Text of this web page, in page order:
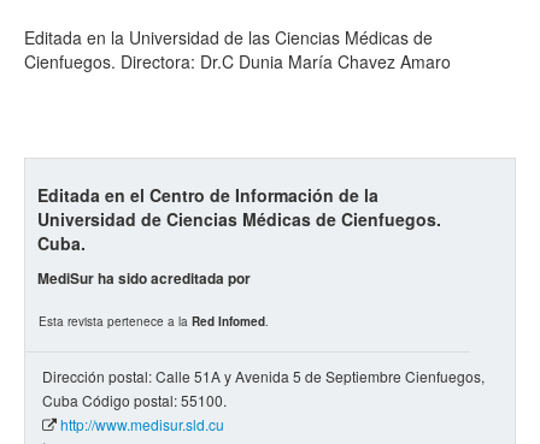
Editada en la Universidad de las Ciencias Médicas de
Cienfuegos. Directora: Dr.C Dunia María Chavez Amaro
Editada en el Centro de Información de la
Universidad de Ciencias Médicas de Cienfuegos.
Cuba.
MediSur ha sido acreditada por
Esta revista pertenece a la Red Infomed.
Dirección postal: Calle 51A y Avenida 5 de Septiembre Cienfuegos,
Cuba Código postal: 55100.
http://www.medisur.sld.cu